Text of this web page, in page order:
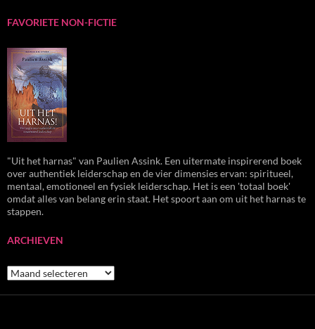
FAVORIETE NON-FICTIE
"Uit het harnas" van Paulien Assink. Een uitermate inspirerend boek
over authentiek leiderschap en de vier dimensies ervan: spiritueel,
mentaal, emotioneel en fysiek leiderschap. Het is een 'totaal boek'
omdat alles van belang erin staat. Het spoort aan om uit het harnas te
stappen.
ARCHIEVEN
Archieven